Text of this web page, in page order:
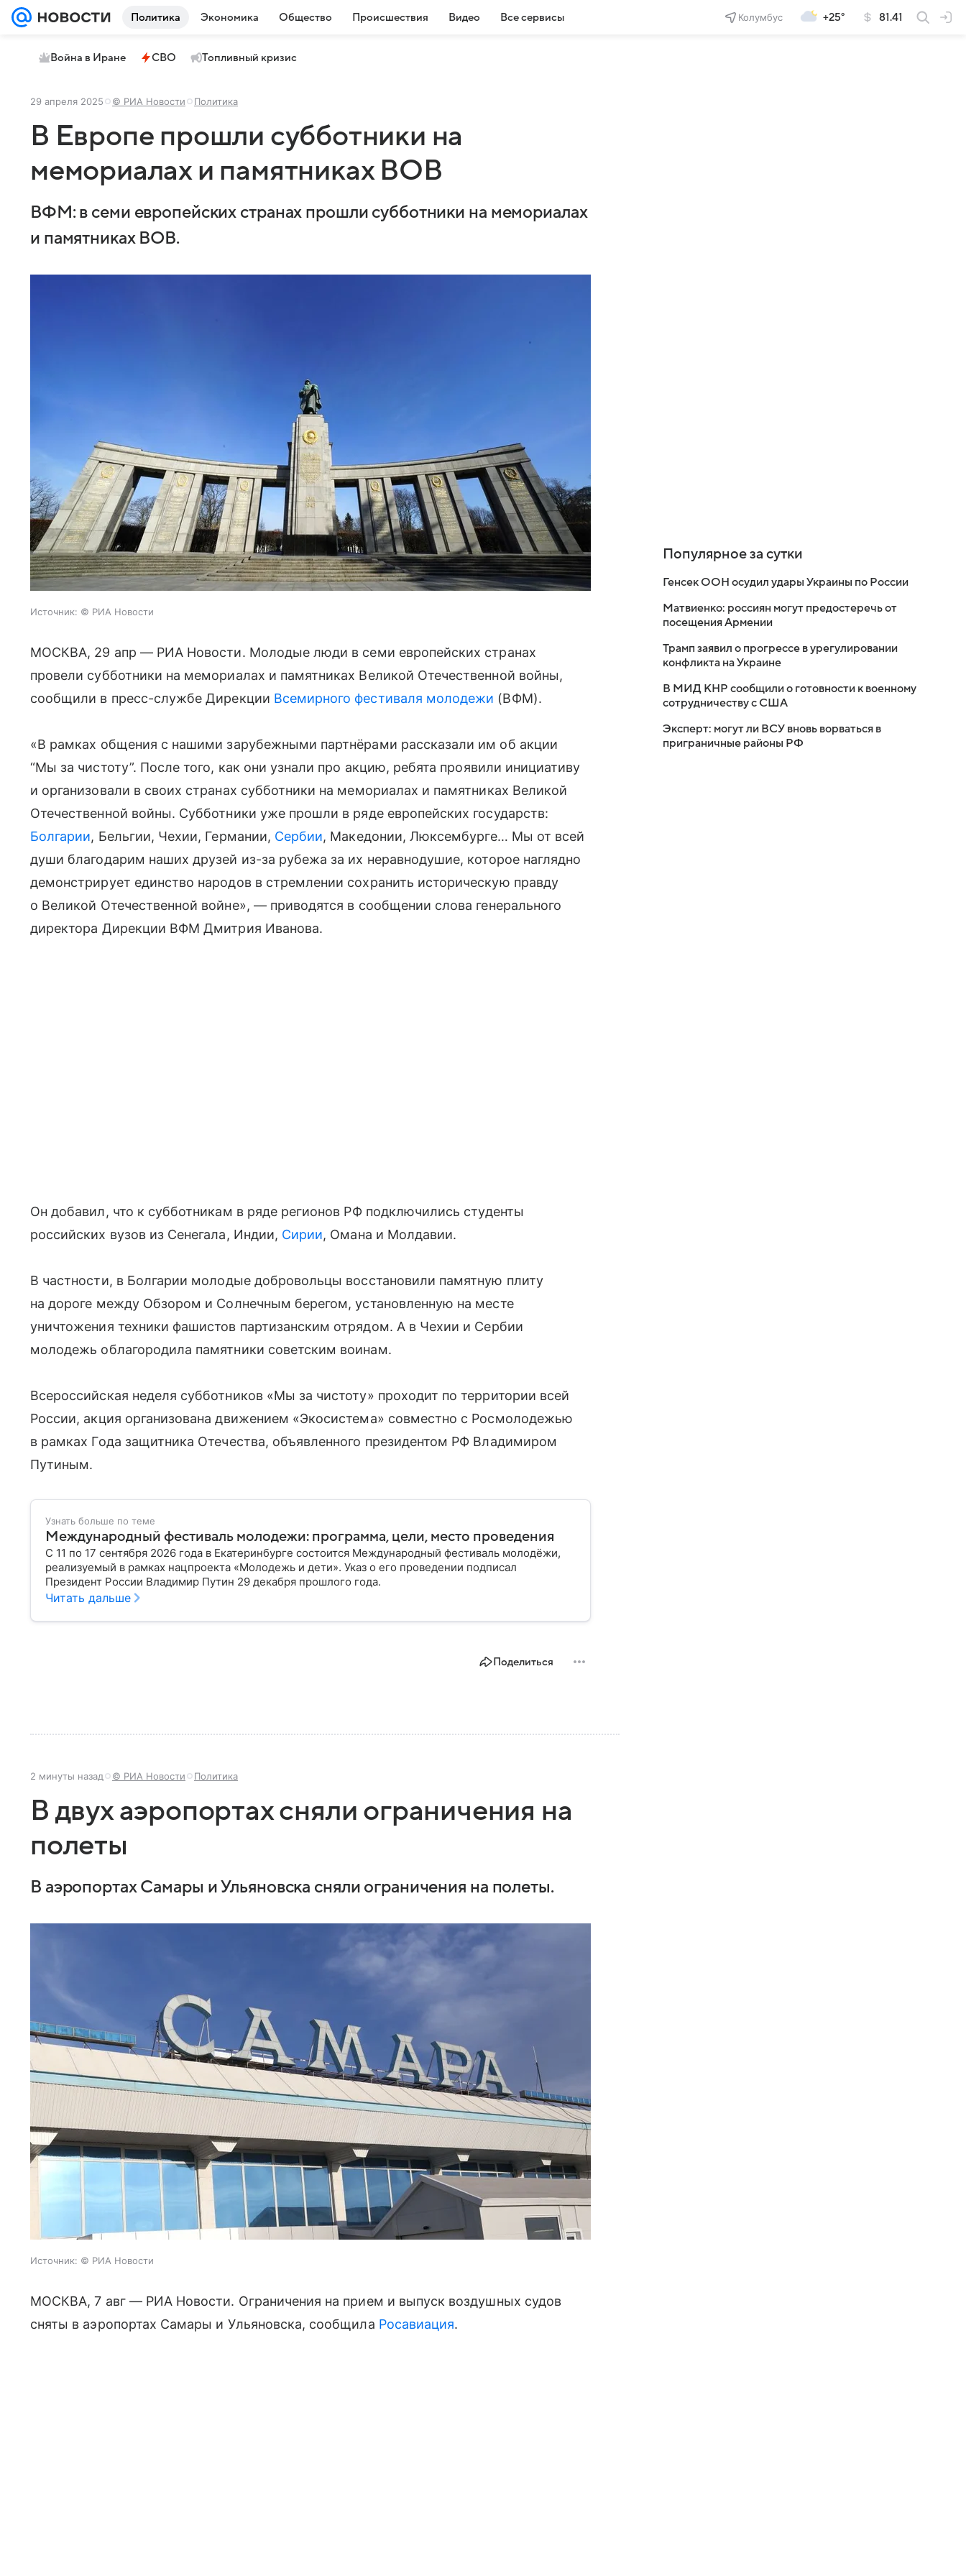
Политика Экономика Общество Происшествия Видео Все сервисы Колумбус +25° 81.41
Война в Иране СВО Топливный кризис
29 апреля 2025 © РИА Новости Политика
В Европе прошли субботники на
мемориалах и памятниках ВОВ
ВФМ: в семи европейских странах прошли субботники на мемориалах
и памятниках ВОВ.
Источник: © РИА Новости
МОСКВА, 29 апр — РИА Новости. Молодые люди в семи европейских странах
провели субботники на мемориалах и памятниках Великой Отечественной войны,
сообщили в пресс-службе Дирекции Всемирного фестиваля молодежи (ВФМ).
«В рамках общения с нашими зарубежными партнёрами рассказали им об акции
“Мы за чистоту”. После того, как они узнали про акцию, ребята проявили инициативу
и организовали в своих странах субботники на мемориалах и памятниках Великой
Отечественной войны. Субботники уже прошли в ряде европейских государств:
Болгарии, Бельгии, Чехии, Германии, Сербии, Македонии, Люксембурге… Мы от всей
души благодарим наших друзей из-за рубежа за их неравнодушие, которое наглядно
демонстрирует единство народов в стремлении сохранить историческую правду
о Великой Отечественной войне», — приводятся в сообщении слова генерального
директора Дирекции ВФМ Дмитрия Иванова.
Он добавил, что к субботникам в ряде регионов РФ подключились студенты
российских вузов из Сенегала, Индии, Сирии, Омана и Молдавии.
В частности, в Болгарии молодые добровольцы восстановили памятную плиту
на дороге между Обзором и Солнечным берегом, установленную на месте
уничтожения техники фашистов партизанским отрядом. А в Чехии и Сербии
молодежь облагородила памятники советским воинам.
Всероссийская неделя субботников «Мы за чистоту» проходит по территории всей
России, акция организована движением «Экосистема» совместно с Росмолодежью
в рамках Года защитника Отечества, объявленного президентом РФ Владимиром
Путиным.
Узнать больше по теме
Международный фестиваль молодежи: программа, цели, место проведения
С 11 по 17 сентября 2026 года в Екатеринбурге состоится Международный фестиваль молодёжи,
реализуемый в рамках нацпроекта «Молодежь и дети». Указ о его проведении подписал
Президент России Владимир Путин 29 декабря прошлого года.
Читать дальше
Поделиться
2 минуты назад © РИА Новости Политика
В двух аэропортах сняли ограничения на
полеты
В аэропортах Самары и Ульяновска сняли ограничения на полеты.
Источник: © РИА Новости
МОСКВА, 7 авг — РИА Новости. Ограничения на прием и выпуск воздушных судов
сняты в аэропортах Самары и Ульяновска, сообщила Росавиация.
Популярное за сутки
Генсек ООН осудил удары Украины по России
Матвиенко: россиян могут предостеречь от
посещения Армении
Трамп заявил о прогрессе в урегулировании
конфликта на Украине
В МИД КНР сообщили о готовности к военному
сотрудничеству с США
Эксперт: могут ли ВСУ вновь ворваться в
приграничные районы РФ